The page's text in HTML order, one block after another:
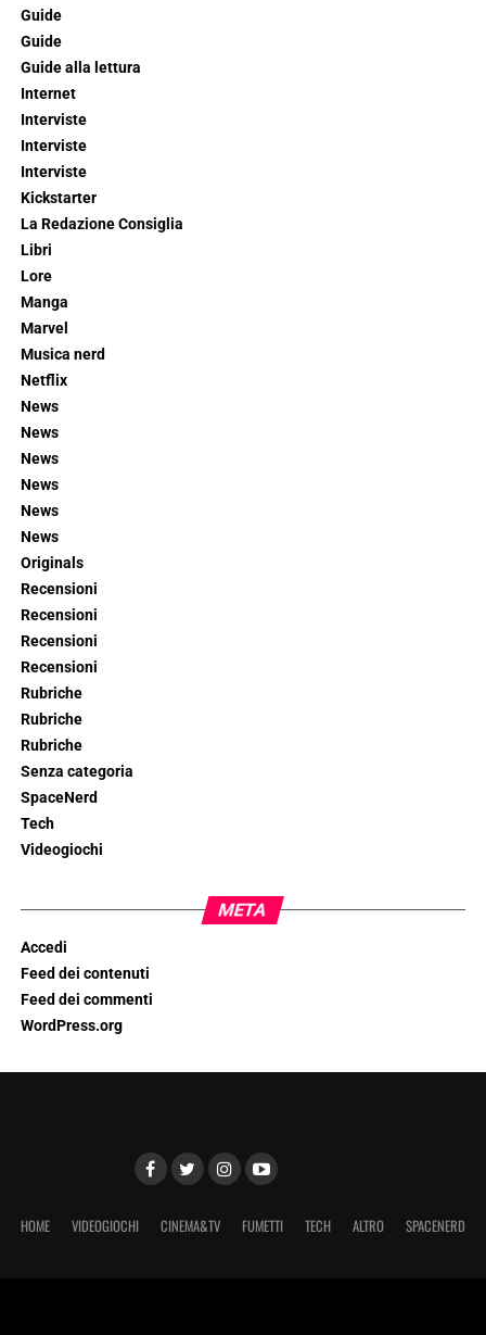
Guide
Guide
Guide alla lettura
Internet
Interviste
Interviste
Interviste
Kickstarter
La Redazione Consiglia
Libri
Lore
Manga
Marvel
Musica nerd
Netflix
News
News
News
News
News
News
Originals
Recensioni
Recensioni
Recensioni
Recensioni
Rubriche
Rubriche
Rubriche
Senza categoria
SpaceNerd
Tech
Videogiochi
META
Accedi
Feed dei contenuti
Feed dei commenti
WordPress.org
HOME VIDEOGIOCHI CINEMA&TV FUMETTI TECH ALTRO SPACENERD